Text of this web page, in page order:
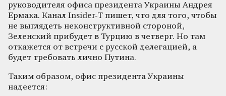
руководителя офиса президента Украины Андрея
Ермака. Канал Insider-T пишет, что для того, чтобы
не выглядеть неконструктивной стороной,
Зеленский прибудет в Турцию в четверг. Но там
откажется от встречи с русской делегацией, а
будет требовать лично Путина.
Таким образом, офис президента Украины
надеется: